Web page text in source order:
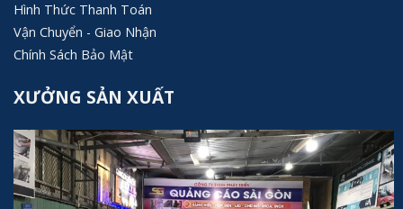
Hình Thức Thanh Toán
Vận Chuyển - Giao Nhận
Chính Sách Bảo Mật
XƯỞNG SẢN XUẤT